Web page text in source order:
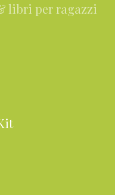
libri per ragazzi